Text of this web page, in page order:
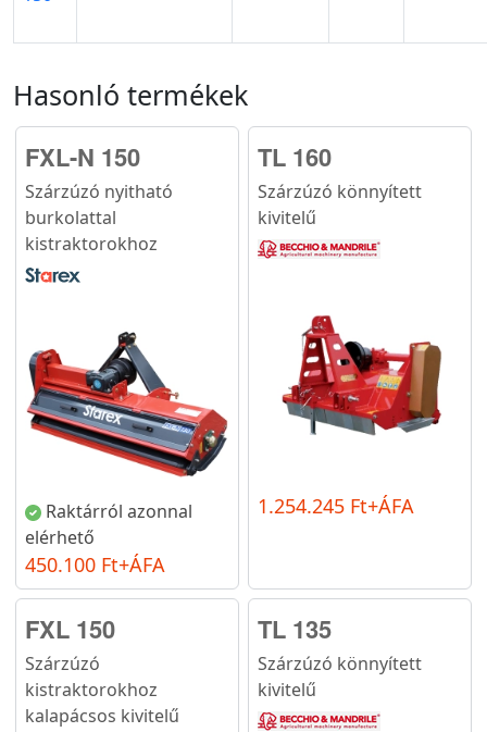
Hasonló termékek
FXL-N 150
Szárzúzó nyitható
burkolattal
kistraktorokhoz
Raktárról azonnal
elérhető
450.100 Ft+ÁFA
TL 160
Szárzúzó könnyített
kivitelű
1.254.245 Ft+ÁFA
FXL 150
Szárzúzó
kistraktorokhoz
kalapácsos kivitelű
TL 135
Szárzúzó könnyített
kivitelű